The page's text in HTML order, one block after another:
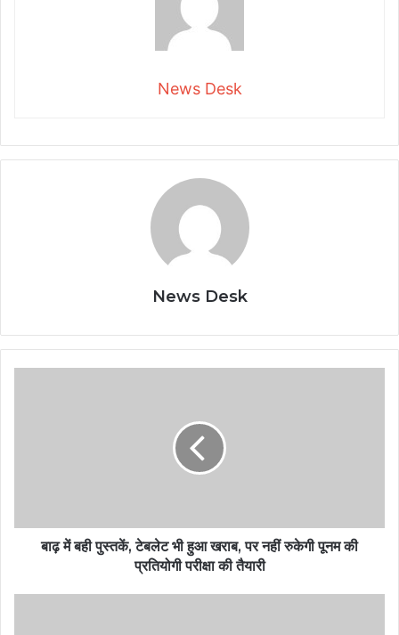
News Desk
News Desk
बाढ़ में बही पुस्तकें, टेबलेट भी हुआ खराब, पर नहीं रुकेगी पूनम की
प्रतियोगी परीक्षा की तैयारी